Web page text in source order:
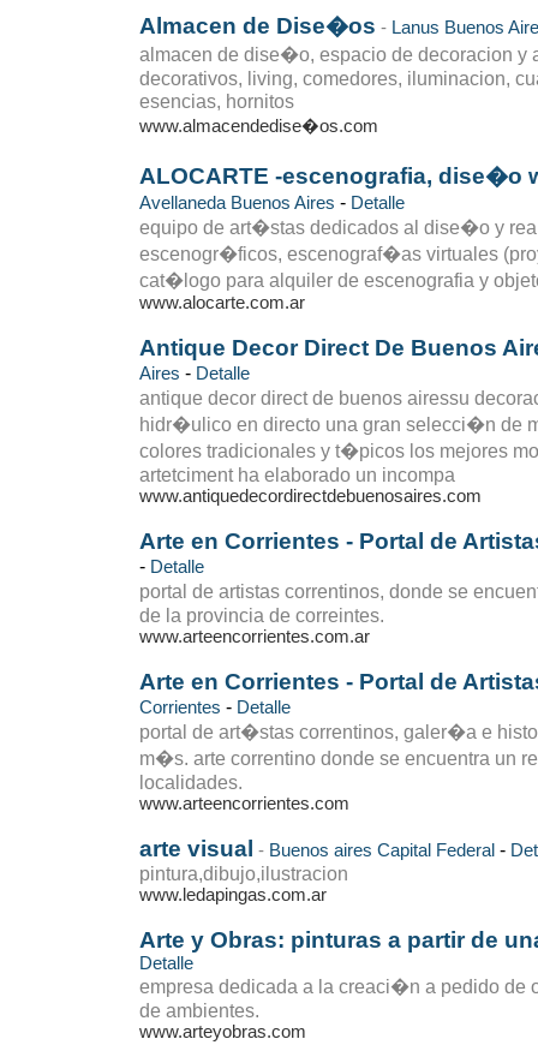
Almacen de Dise�os - Lanus Buenos
almacen de dise�o, espacio de decoracion y
decorativos, living, comedores, iluminacion,
esencias, hornitos
www.almacendedise�os.com
ALOCARTE -escenografia, dise�o
Avellaneda Buenos Aires - Detalle
equipo de art�stas dedicados al dise�o y
escenogr�ficos, escenograf�as virtuales
cat�logo para alquiler de escenografia y
www.alocarte.com.ar
Antique Decor Direct De Buenos
Aires - Detalle
antique decor direct de buenos airessu
hidr�ulico en directo una gran selecci�n de
colores tradicionales y t�picos los mejores
artetciment ha elaborado un incompa
www.antiquedecordirectdebuenosaires.com
Arte en Corrientes - Portal de
- Detalle
portal de artistas correntinos, donde se
de la provincia de correintes.
www.arteencorrientes.com.ar
Arte en Corrientes - Portal de
Corrientes - Detalle
portal de art�stas correntinos, galer�a e
m�s. arte correntino donde se encuentra un
localidades.
www.arteencorrientes.com
arte visual - Buenos aires Capital Federal -
pintura,dibujo,ilustracion
www.ledapingas.com.ar
Arte y Obras: pinturas a partir de
Detalle
empresa dedicada a la creaci�n a pedido de
de ambientes.
www.arteyobras.com